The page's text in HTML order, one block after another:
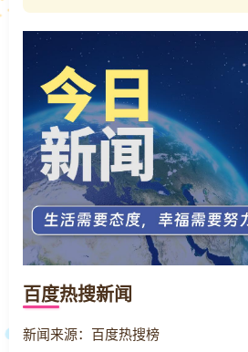
百度热搜新闻
新闻来源：百度热搜榜